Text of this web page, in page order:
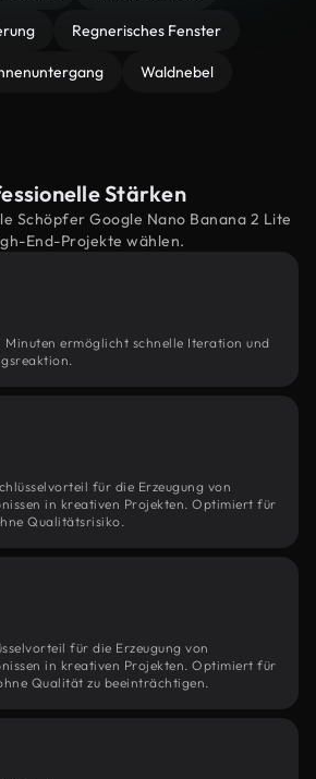
Regnerisches Fenster
Waldnebel
Stärken
Schöpfer Google Nano Banana 2 Lite
End-Projekte wählen.
Minuten ermöglicht schnelle Iteration und
für die Erzeugung von
in kreativen Projekten. Optimiert für
Qualitätsrisiko.
für die Erzeugung von
in kreativen Projekten. Optimiert für
Qualität zu beeinträchtigen.